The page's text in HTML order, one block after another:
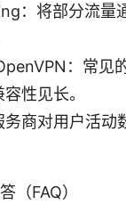
：将部分流量
：常见
性见长。
务商对用户活动
（FAQ）